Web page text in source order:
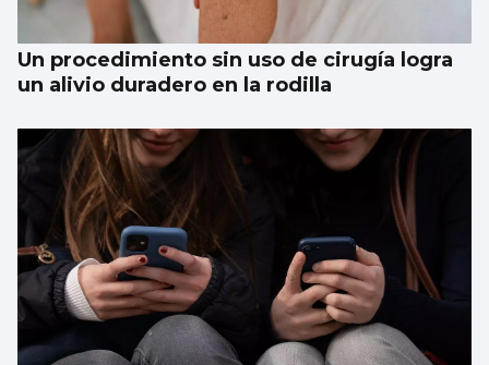
Un procedimiento sin uso de cirugía logra
un alivio duradero en la rodilla